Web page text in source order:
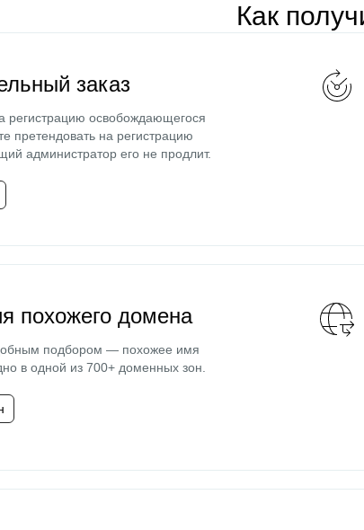
Как
заказ
регистрацию освобождающегося
претендовать на регистрацию
администратор его не продлит.
похожего домена
подбором — похожее имя
в одной из 700+ доменных зон.